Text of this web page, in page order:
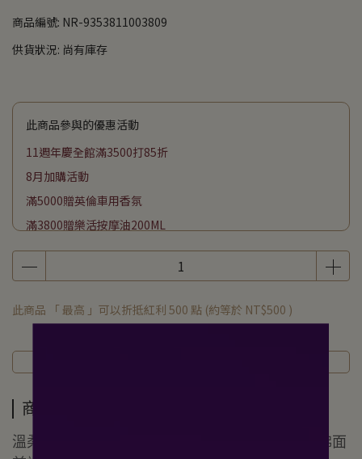
商品編號: NR-9353811003809
供貨狀況: 尚有庫存
此商品參與的優惠活動
11週年慶全館滿3500打85折
8月加購活動
滿5000贈英倫車用香氛
滿3800贈樂活按摩油200ML
滿2500贈頭皮平衡淨化液200ML
下單贈私密潔膚露50G
此商品 「 最高 」可以折抵紅利 500 點 (約等於 NT$500 )
商品介紹
溫柔入心的清新氣息，沉靜⽽不冷淡，恰如微風拂面